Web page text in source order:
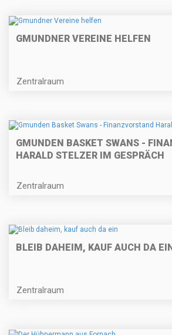
GMUNDNER VEREINE HELFEN
Zentralraum
GMUNDEN BASKET SWANS -
HARALD STELZER IM GESPRÄCH
Zentralraum
BLEIB DAHEIM, KAUF AUCH DA EIN
Zentralraum